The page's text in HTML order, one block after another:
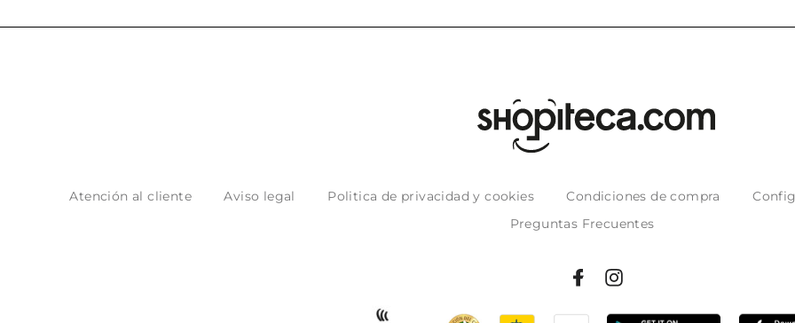
Atención al cliente Aviso legal Politica de privacidad y cookies Condiciones de compra
Preguntas Frecuentes